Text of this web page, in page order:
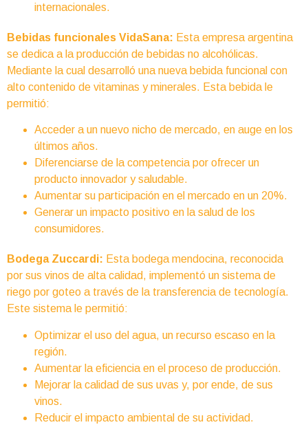
internacionales.
Bebidas funcionales VidaSana: Esta empresa argentina
se dedica a la producción de bebidas no alcohólicas.
Mediante la cual desarrolló una nueva bebida funcional con
alto contenido de vitaminas y minerales. Esta bebida le
permitió:
Acceder a un nuevo nicho de mercado, en auge en los
últimos años.
Diferenciarse de la competencia por ofrecer un
producto innovador y saludable.
Aumentar su participación en el mercado en un 20%.
Generar un impacto positivo en la salud de los
consumidores.
Bodega Zuccardi: Esta bodega mendocina, reconocida
por sus vinos de alta calidad, implementó un sistema de
riego por goteo a través de la transferencia de tecnología.
Este sistema le permitió:
Optimizar el uso del agua, un recurso escaso en la
región.
Aumentar la eficiencia en el proceso de producción.
Mejorar la calidad de sus uvas y, por ende, de sus
vinos.
Reducir el impacto ambiental de su actividad.